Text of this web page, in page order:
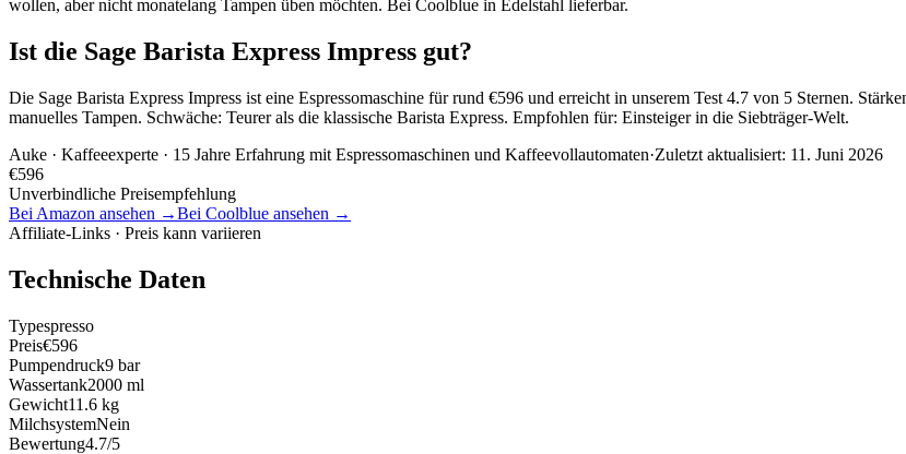
wollen, aber nicht monatelang Tampen üben möchten. Bei Coolblue in Edelstahl lieferbar.
Ist die Sage Barista Express Impress gut?
Die Sage Barista Express Impress ist eine Espressomaschine für rund €596 und erreicht in unserem Test 4.7 von 5 Sternen.
manuelles Tampen. Schwäche: Teurer als die klassische Barista Express. Empfohlen für: Einsteiger in die Siebträger-Welt.
Auke · Kaffeeexperte · 15 Jahre Erfahrung mit Espressomaschinen und Kaffeevollautomaten·Zuletzt aktualisiert: 11. Juni 2026
€596
Unverbindliche Preisempfehlung
Bei Amazon ansehen →Bei Coolblue ansehen →
Affiliate-Links · Preis kann variieren
Technische Daten
Typespresso
Preis€596
Pumpendruck9 bar
Wassertank2000 ml
Gewicht11.6 kg
MilchsystemNein
Bewertung4.7/5